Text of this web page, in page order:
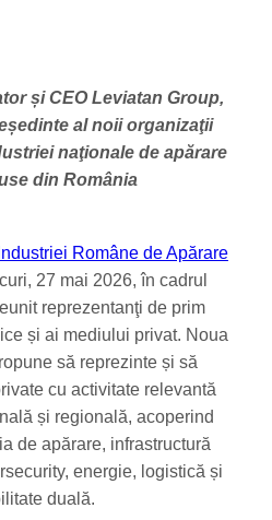
și CEO Leviatan Group,
al noii organizaţii
naţionale de apărare
din România
Române de Apărare
27 mai 2026, în cadrul
reprezentanţi de prim
și ai mediului privat. Noua
să reprezinte și să
cu activitate relevantă
și regională, acoperind
de apărare, infrastructură
energie, logistică și
duală.